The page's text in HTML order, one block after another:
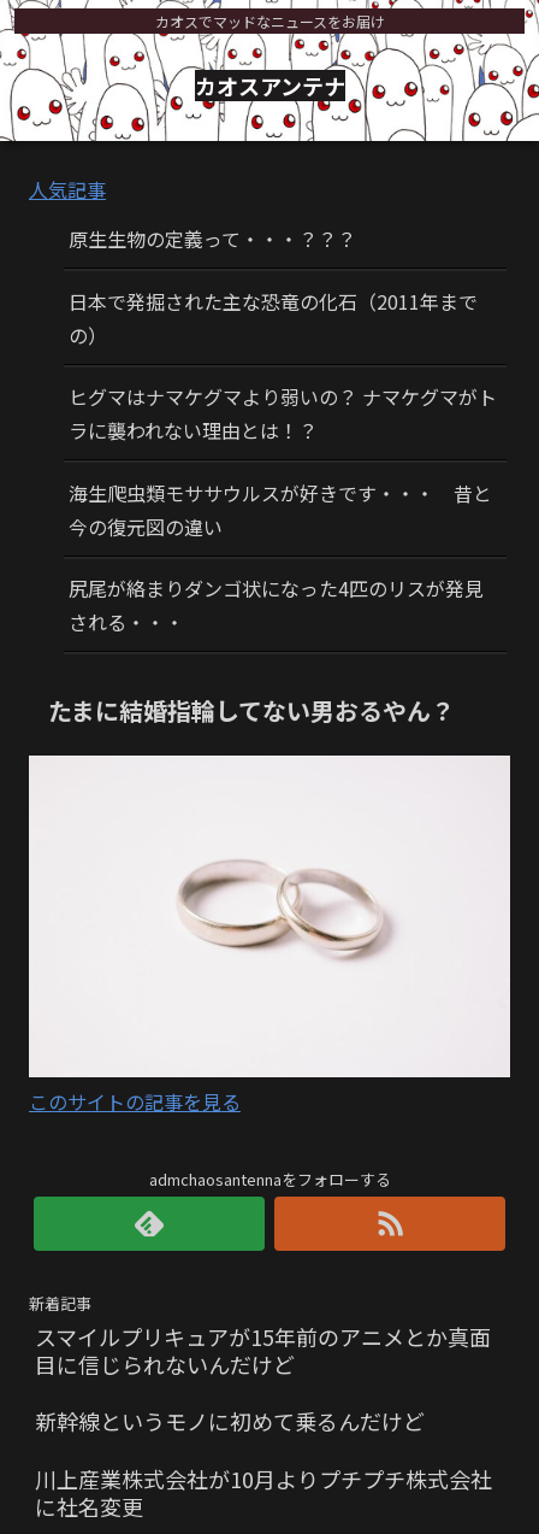
カオスでマッドなニュースをお届け
カオスアンテナ
人気記事
原生生物の定義って・・・？？？
日本で発掘された主な恐竜の化石（2011年まで
の）
ヒグマはナマケグマより弱いの？ ナマケグマがト
ラに襲われない理由とは！？
海生爬虫類モササウルスが好きです・・・ 昔と
今の復元図の違い
尻尾が絡まりダンゴ状になった4匹のリスが発見
される・・・
たまに結婚指輪してない男おるやん？
このサイトの記事を見る
admchaosantennaをフォローする
新着記事
スマイルプリキュアが15年前のアニメとか真面
目に信じられないんだけど
新幹線というモノに初めて乗るんだけど
川上産業株式会社が10月よりプチプチ株式会社
に社名変更